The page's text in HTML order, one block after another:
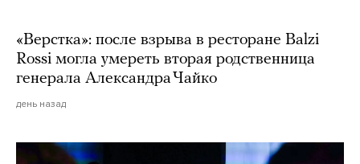
«Верстка»: после взрыва в ресторане Balzi
Rossi могла умереть вторая родственница
генерала Александра Чайко
день назад